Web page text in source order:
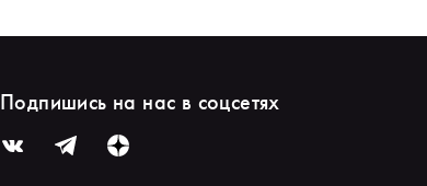
Подпишись на нас в соцсетях